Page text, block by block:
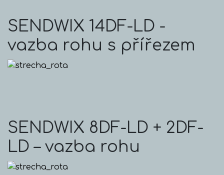
SENDWIX 14DF-LD -
vazba rohu s přířezem
SENDWIX 8DF-LD + 2DF-
LD – vazba rohu